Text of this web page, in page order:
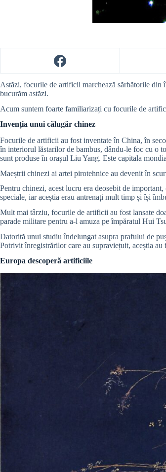
Astăzi, focurile de artificii marchează sărbătorile
bucurăm astăzi.
Acum suntem foarte familiarizați cu focurile de
Invenția unui călugăr chinez
Focurile de artificii au fost inventate în China, în
în interiorul lăstarilor de bambus, dându-le foc cu o
sunt produse în orașul Liu Yang. Este capitala
Maeștrii chinezi ai artei pirotehnice au devenit în
Pentru chinezi, acest lucru era deosebit de
speciale, iar aceștia erau antrenați mult timp și își
Mult mai târziu, focurile de artificii au fost lansate
parade militare pentru a-l amuza pe împăratul Hui
Datorită unui studiu îndelungat asupra prafului de
Potrivit înregistrărilor care au supraviețuit, aceștia
Europa descoperă artificiile